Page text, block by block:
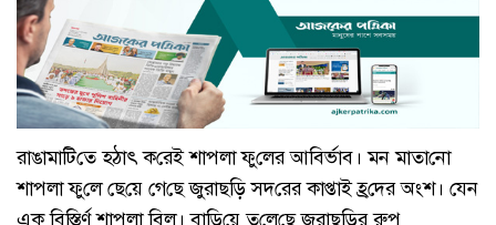
রাঙামাটি‌তে হঠাৎ ক‌রেই শাপলা ফু‌লের আ‌বির্ভাব। মন মাতা‌নো
শাপলা ফু‌লে ছে‌য়ে গে‌ছে জুরাছ‌ড়ি সদ‌রের কাপ্তাই হ্র‌দের অংশ। ‌যেন
এক বি‌স্তির্ণ শাপলা বিল। বা‌ড়ি‌য়ে তু‌লে‌ছে জুরাছ‌ড়ির রুপ